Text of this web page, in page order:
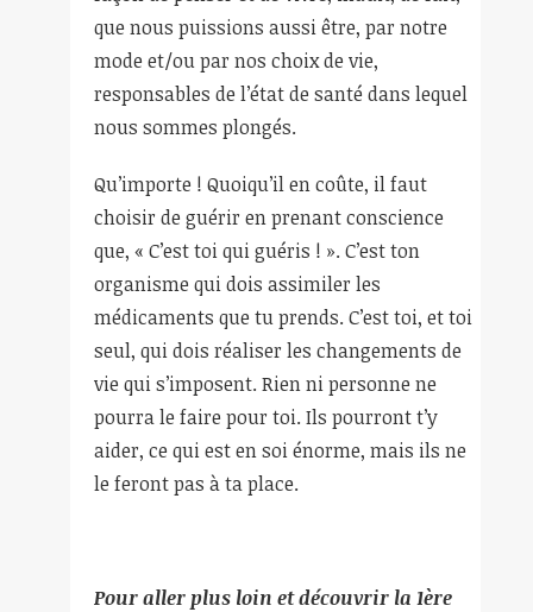
que nous puissions aussi être, par notre
mode et/ou par nos choix de vie,
responsables de l’état de santé dans lequel
nous sommes plongés.
Qu’importe ! Quoiqu’il en coûte, il faut
choisir de guérir en prenant conscience
que, « C’est toi qui guéris ! ». C’est ton
organisme qui dois assimiler les
médicaments que tu prends. C’est toi, et toi
seul, qui dois réaliser les changements de
vie qui s’imposent. Rien ni personne ne
pourra le faire pour toi. Ils pourront t’y
aider, ce qui est en soi énorme, mais ils ne
le feront pas à ta place.
Pour aller plus loin et découvrir la 1ère